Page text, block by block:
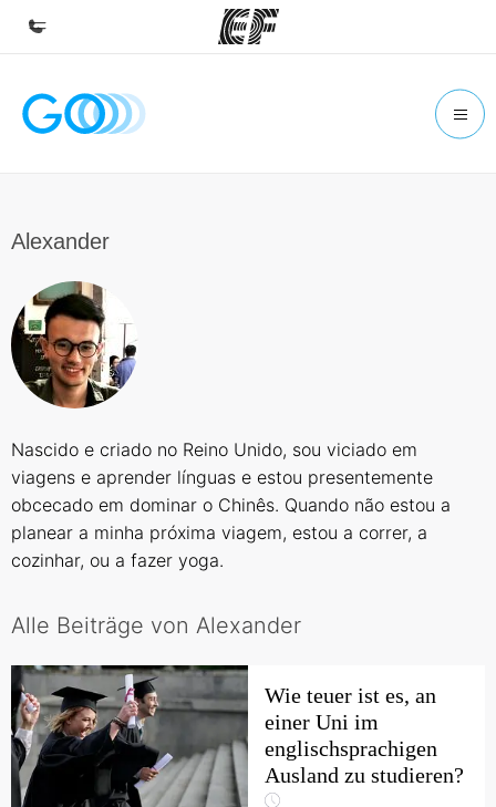
Home
Büros in der Nähe
Über uns
Wer wir sind
Alexander
Nascido e criado no Reino Unido, sou viciado em
viagens e aprender línguas e estou presentemente
obcecado em dominar o Chinês. Quando não estou a
planear a minha próxima viagem, estou a correr, a
cozinhar, ou a fazer yoga.
Alle Beiträge von Alexander
Wie teuer ist es, an
einer Uni im
englischsprachigen
Ausland zu studieren?